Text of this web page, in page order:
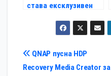
става ексклузивен
мрежовите решения
на Hewlett Packard
Навигация
QNAP пусна HDP
Recovery Media Creator за